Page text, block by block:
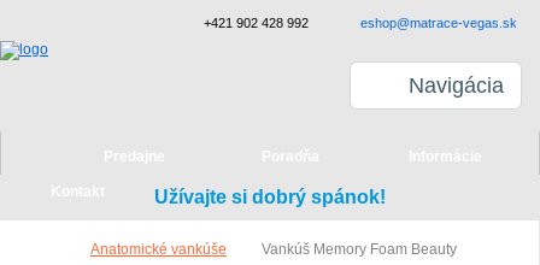
Užívajte si dobrý spánok!
Anatomické vankúše Vankúš Memory Foam Beauty
+421 902 428 992 eshop@matrace-vegas.sk
Navigácia
Predajne Poradňa Informácie
Kontakt